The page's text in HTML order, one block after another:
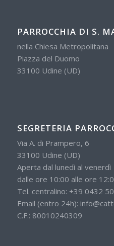
PARROCCHIA DI S.
nella Chiesa Metropolitana
Piazza del Duomo
33100 Udine (UD)
SEGRETERIA
Via A. di Prampero, 6
33100 Udine (UD)
Aperta dal lunedì al venerdì
dalle ore 10:00 alle ore
Tel. centralino: +39 0432
Email (entro 24h):
C.F.: 80010240309